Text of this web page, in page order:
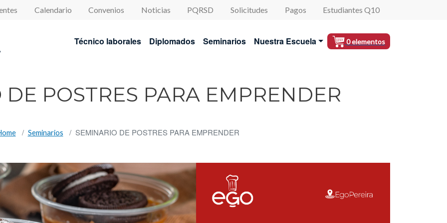
Calendario Convenios Noticias PQRSD Solicitudes Pagos Estudiantes Q10
Navegación principal
Técnico laborales Diplomados Seminarios Nuestra Escuela 0 elementos
POSTRES PARA EMPRENDER
Seminarios SEMINARIO DE POSTRES PARA EMPRENDER